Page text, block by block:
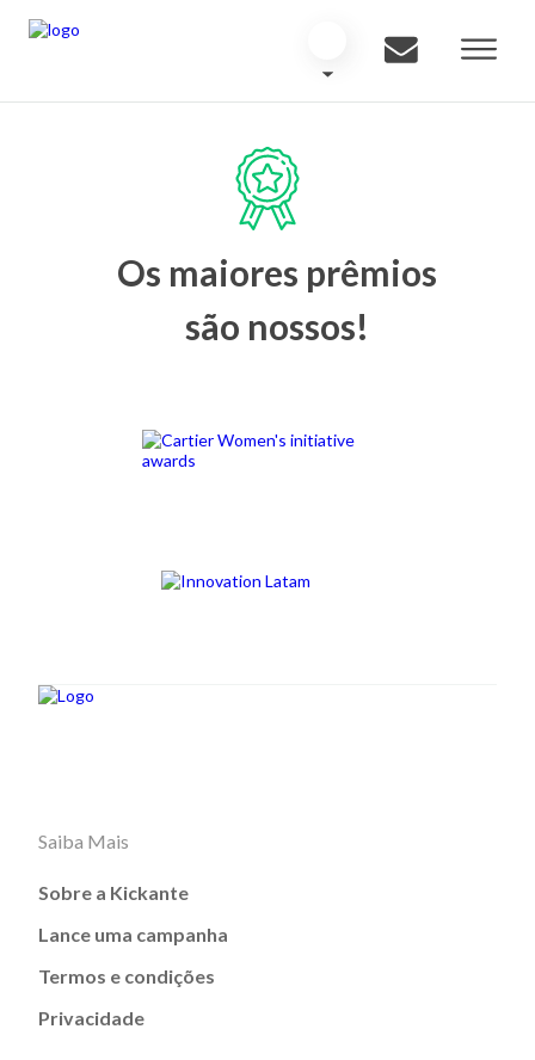
Os maiores prêmios
são nossos!
Saiba Mais
Sobre a Kickante
Lance uma campanha
Termos e condições
Privacidade